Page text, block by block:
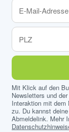
Mit Klick auf den
Newsletters und
Interaktion mit
zu. Du kannst
Abmeldelink. Mehr